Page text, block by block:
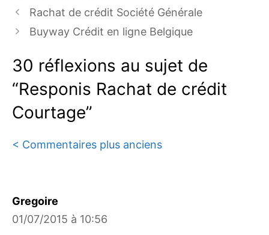
Rachat de crédit Société Générale
Buyway Crédit en ligne Belgique
30 réflexions au sujet de
“Responis Rachat de crédit
Courtage”
Navigation
commentaires
< Commentaires plus anciens
Gregoire
01/07/2015 à 10:56